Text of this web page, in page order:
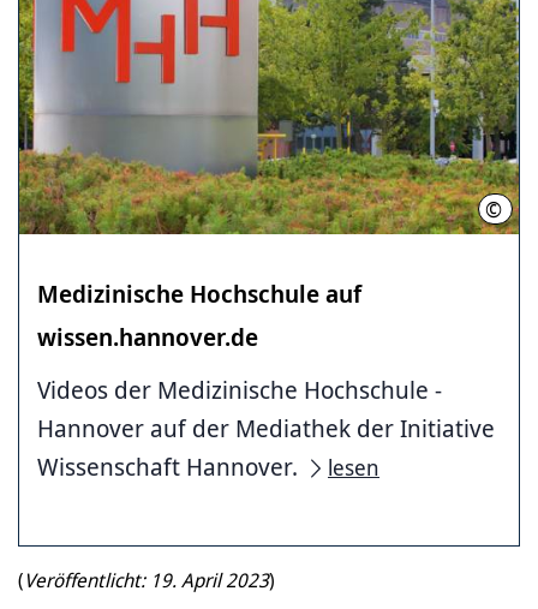
©
Medizinische ­Hochschule ­auf
wissen.hannover.de
Videos der Medizinische ­Hochschule ­
Hannover auf der Mediathek der Initiative
Wissenschaft Hannover.
lesen
(Veröffentlicht: 19. April 2023)